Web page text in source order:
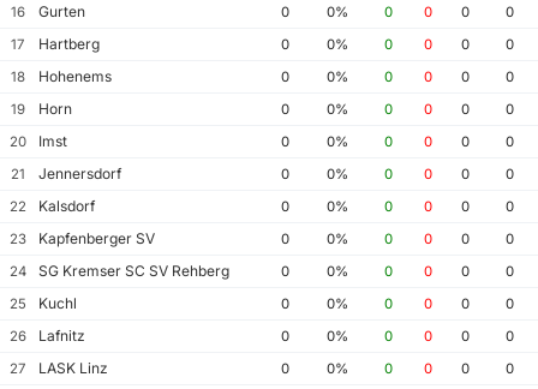
16
Gurten 0 0% 0 0 0
0
17
Hartberg 0 0% 0 0 0
0
18
Hohenems 0 0% 0 0 0
0
19
Horn 0 0% 0 0 0
0
20
Imst 0 0% 0 0 0
0
21
Jennersdorf 0 0% 0 0 0
0
22
Kalsdorf 0 0% 0 0 0
0
23
Kapfenberger SV 0 0% 0 0 0
0
24
SG Kremser SC SV Rehberg 0 0% 0 0 0
0
25
Kuchl 0 0% 0 0 0
0
26
Lafnitz 0 0% 0 0 0
0
27
LASK Linz 0 0% 0 0 0
0